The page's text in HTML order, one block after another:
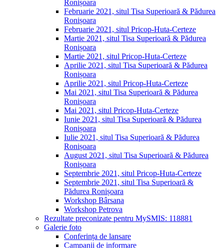
Ronișoara
Februarie 2021, situl Tisa Superioară & Pădurea
Ronișoara
Februarie 2021, situl Pricop-Huta-Certeze
Martie 2021, situl Tisa Superioară & Pădurea
Ronișoara
Martie 2021, situl Pricop-Huta-Certeze
Aprilie 2021, situl Tisa Superioară & Pădurea
Ronișoara
Aprilie 2021, situl Pricop-Huta-Certeze
Mai 2021, situl Tisa Superioară & Pădurea
Ronișoara
Mai 2021, situl Pricop-Huta-Certeze
Iunie 2021, situl Tisa Superioară & Pădurea
Ronișoara
Iulie 2021, situl Tisa Superioară & Pădurea
Ronișoara
August 2021, situl Tisa Superioară & Pădurea
Ronișoara
Septembrie 2021, situl Pricop-Huta-Certeze
Septembrie 2021, situl Tisa Superioară &
Pădurea Ronișoara
Workshop Bârsana
Workshop Petrova
Rezultate preconizate pentru MySMIS: 118881
Galerie foto
Conferința de lansare
Campanii de informare